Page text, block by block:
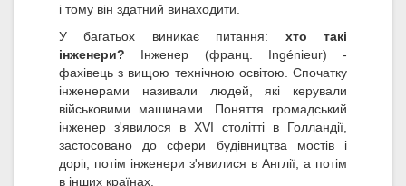
і тому він здатний винаходити.
У багатьох виникає питання: хто такі
інженери? Інженер (франц. Ingénieur) -
фахівець з вищою технічною освітою. Спочатку
інженерами називали людей, які керували
військовими машинами. Поняття громадський
інженер з'явилося в XVI столітті в Голландії,
застосовано до сфери будівництва мостів і
доріг, потім інженери з'явилися в Англії, а потім
в інших країнах.